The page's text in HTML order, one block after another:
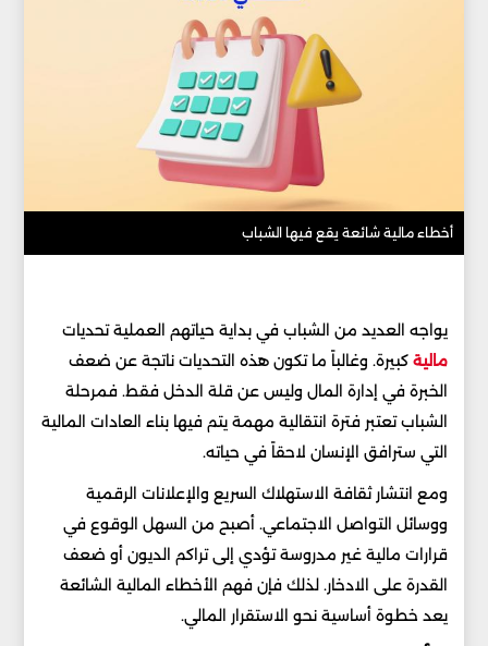
أخطاء مالية شائعة يقع فيها الشباب
يواجه العديد من الشباب في بداية حياتهم العملية تحديات
ماليةكبيرة. وغالباً ما تكون هذه التحديات ناتجة عن ضعف
الخبرة في إدارة المال وليس عن قلة الدخل فقط. فمرحلة
الشباب تعتبر فترة انتقالية مهمة يتم فيها بناء العادات المالية
التي سترافق الإنسان لاحقاً في حياته.
ومع انتشار ثقافة الاستهلاك السريع والإعلانات الرقمية
ووسائل التواصل الاجتماعي. أصبح من السهل الوقوع في
قرارات مالية غير مدروسة تؤدي إلى تراكم الديون أو ضعف
القدرة على الادخار. لذلك فإن فهم الأخطاء المالية الشائعة
يعد خطوة أساسية نحو الاستقرار المالي.